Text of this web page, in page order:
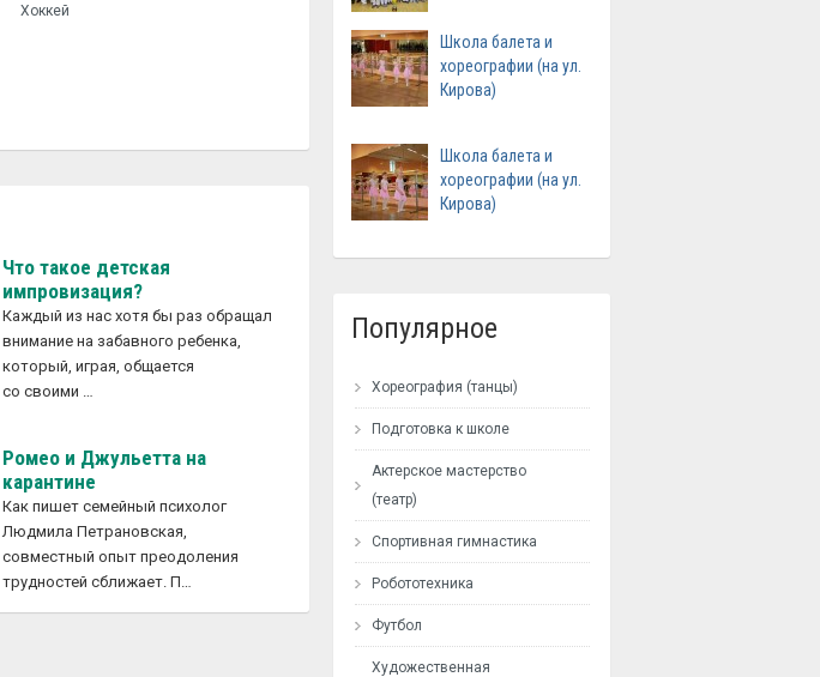
Хоккей
Что такое детская
импровизация?
Каждый из нас хотя бы раз обращал
внимание на забавного ребенка,
который, играя, общается
со своими …
Ромео и Джульетта на
карантине
Как пишет семейный психолог
Людмила Петрановская,
совместный опыт преодоления
трудностей сближает. П…
Школа балета и
хореографии (на ул.
Кирова)
Школа балета и
хореографии (на ул.
Кирова)
Популярное
Хореография (танцы)
Подготовка к школе
Актерское мастерство
(театр)
Спортивная гимнастика
Робототехника
Футбол
Художественная